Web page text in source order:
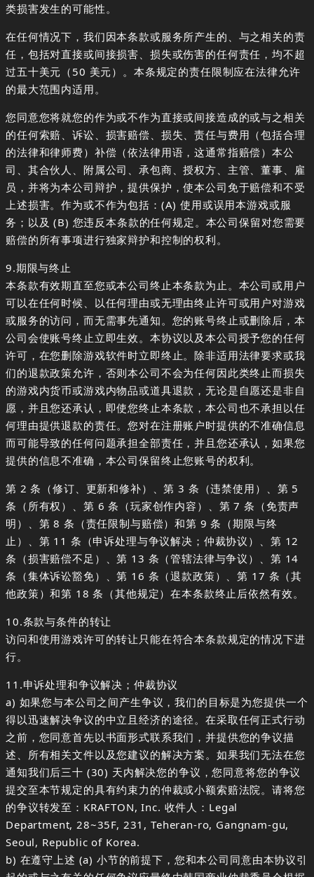
类损害发生的可能性。
在任何情况下，我们因本条款或服务所产生的、与之相关的责
任，包括对直接或间接损害、损失或伤害的任何责任，均不超
过五十美元（50 美元）。本条规定的责任限制应在法律允许
的最大范围内适用。
您同意您将就您的作为或不作为直接或间接造成的或与之相关
的任何索赔、诉讼、损害赔偿、损失、责任与费用（包括合理
的法律和律师费）补偿（依法律用语，这通常指赔偿）本公
司、其合伙人、附属公司、承包商、授权方、主管、董事、雇
员，并将为本公司辩护，提供保护，使本公司免于赔偿和不受
上述损害。作为或不作为包括：(A) 使用或误用本游戏或服
务；以及 (B) 您违反本条款的任何规定。本公司保留对您需要
赔偿的所有事项进行独家辩护和控制的权利。
9.期限与终止
本条款有效期直至您或本公司终止本条款为止。本公司或用户
可以在任何时候、以任何理由或无理由终止许可或用户对游戏
或服务的访问，而无需事先通知。您的账号终止或删除后，本
公司会使账号终止立即生效。本协议以及本公司授予您的任何
许可，在您删除游戏软件时立即终止。除非适用法律要求或我
们的退款政策允许，否则本公司不会为任何因此类终止而损失
的游戏内货币或游戏内物品或道具退款，无论是自愿还是非自
愿，并且您还承认，即使您终止本条款，本公司也不承担以任
何理由提供退款的责任。您对在注册账户时提供的不准确信息
而可能导致的任何问题承担全部责任，并且您还承认，如果您
提供的信息不准确，本公司保留终止您账号的权利。
第 2 条（修订、更新和修补）、第 3 条（违禁使用）、第 5
条（所有权）、第 6 条（玩家创作内容）、第 7 条（免责声
明）、第 8 条（责任限制与赔偿）和第 9 条（期限与终
止）、第 11 条（申诉处理与争议解决；仲裁协议）、第 12
条（损害赔偿不足）、第 13 条（管辖法律与争议）、第 14
条（集体诉讼豁免）、第 16 条（退款政策）、第 17 条（其
他政策）和第 18 条（其他规定）在本条款终止后依然有效。
10.条款与条件的转让
访问和使用游戏许可的转让只能在符合本条款规定的情况下进
行。
11.申诉处理和争议解决；仲裁协议
a) 如果您与本公司之间产生争议，我们的目标是为您提供一个
得以迅速解决争议的中立且经济的途径。在采取任何正式行动
之前，您同意首先以书面形式联系我们，并提供您的争议描
述、所有相关文件以及您建议的解决方案。如果我们无法在您
通知我们后三十 (30) 天内解决您的争议，您同意将您的争议
提交至本节规定的具有约束力的仲裁或小额索赔法院。请将您
的争议转发至：KRAFTON, Inc. 收件人：Legal
Department, 28~35F, 231, Teheran-ro, Gangnam-gu,
Seoul, Republic of Korea.
b) 在遵守上述 (a) 小节的前提下，您和本公司同意由本协议引